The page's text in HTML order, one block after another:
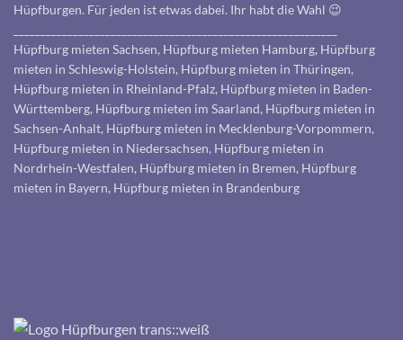
Hüpfburgen. Für jeden ist etwas dabei. Ihr habt die Wahl 😉
Hüpfburg mieten Sachsen, Hüpfburg mieten Hamburg, Hüpfburg
mieten in Schleswig-Holstein, Hüpfburg mieten in Thüringen,
Hüpfburg mieten in Rheinland-Pfalz, Hüpfburg mieten in Baden-
Württemberg, Hüpfburg mieten im Saarland, Hüpfburg mieten in
Sachsen-Anhalt, Hüpfburg mieten in Mecklenburg-Vorpommern,
Hüpfburg mieten in Niedersachsen, Hüpfburg mieten in
Nordrhein-Westfalen, Hüpfburg mieten in Bremen, Hüpfburg
mieten in Bayern, Hüpfburg mieten in Brandenburg